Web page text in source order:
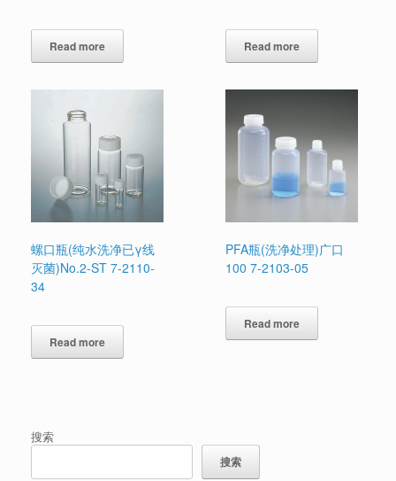
Read more Read more
螺口瓶(纯水洗净已γ线
灭菌)No.2-ST 7-2110-
34
Read more
PFA瓶(洗净处理)广口
100 7-2103-05
Read more
搜索
搜索